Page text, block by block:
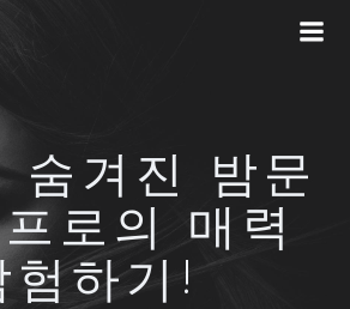
숨겨진 밤문
로의 매력
험하기!